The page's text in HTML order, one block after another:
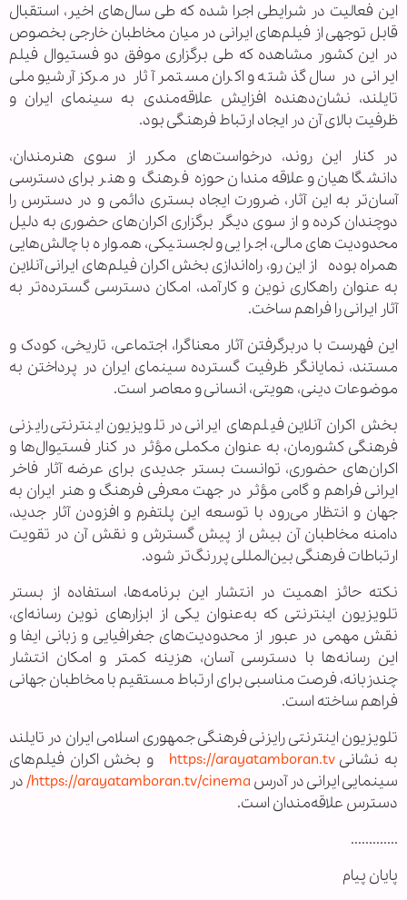
این فعالیت در شرایطی اجرا شده که طی سال‌های اخیر، استقبال
قابل توجهی از فیلم‌های ایرانی در میان مخاطبان خارجی بخصوص
در این کشور مشاهده که طی برگزاری موفق دو فستیوال فیلم
ایرانی در سال گذشته و اکران مستمر آثار در مرکز آرشیو ملی
تایلند، نشان‌دهنده افزایش علاقه‌مندی به سینمای ایران و
ظرفیت بالای آن در ایجاد ارتباط فرهنگی بود.
در کنار این روند، درخواست‌های مکرر از سوی هنرمندان،
دانشگاهیان و علاقه‌مندان حوزه فرهنگ و هنر برای دسترسی
آسان‌تر به این آثار، ضرورت ایجاد بستری دائمی و در دسترس را
دوچندان کرده و از سوی دیگر برگزاری اکران‌های حضوری به دلیل
محدودیت‌های مالی، اجرایی و لجستیکی، همواره با چالش‌هایی
همراه بوده از این رو، راه‌اندازی بخش اکران فیلم‌های ایرانی آنلاین
به عنوان راهکاری نوین و کارآمد، امکان دسترسی گسترده‌تر به
آثار ایرانی را فراهم ساخت.
این فهرست با دربرگرفتن آثار معناگرا، اجتماعی، تاریخی، کودک و
مستند، نمایانگر ظرفیت گسترده سینمای ایران در پرداختن به
موضوعات دینی، هویتی، انسانی و معاصر است.
بخش اکران آنلاین فیلم‌های ایرانی در تلویزیون اینترنتی رایزنی
فرهنگی کشورمان، به عنوان مکملی مؤثر در کنار فستیوال‌ها و
اکران‌های حضوری، توانست بستر جدیدی برای عرضه آثار فاخر
ایرانی فراهم و گامی مؤثر در جهت معرفی فرهنگ و هنر ایران به
جهان و انتظار می‌رود با توسعه این پلتفرم و افزودن آثار جدید،
دامنه مخاطبان آن بیش از پیش گسترش و نقش آن در تقویت
ارتباطات فرهنگی بین‌المللی پررنگ‌تر شود.
نکته حائز اهمیت در انتشار این برنامه‌ها، استفاده از بستر
تلویزیون اینترنتی که به‌عنوان یکی از ابزارهای نوین رسانه‌ای،
نقش مهمی در عبور از محدودیت‌های جغرافیایی و زبانی ایفا و
این رسانه‌ها با دسترسی آسان، هزینه کمتر و امکان انتشار
چندزبانه، فرصت مناسبی برای ارتباط مستقیم با مخاطبان جهانی
فراهم ساخته است.
تلویزیون اینترنتی رایزنی فرهنگی جمهوری اسلامی ایران در تایلند
به نشانیhttps://arayatamboran.tv و بخش اکران فیلم‌های
سینمایی ایرانی در آدرس https://arayatamboran.tv/cinema
/در
دسترس علاقه‌مندان است.
.............
پایان پیام